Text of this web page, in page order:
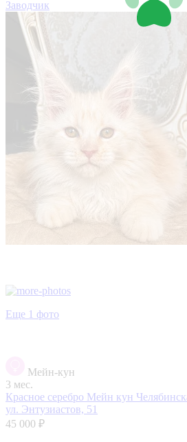
Заводчик
Еще 1 фото
Мейн-кун
3 мес.
Красное серебро Мейн кун
ул. Энтузиастов, 51
45 000 ₽